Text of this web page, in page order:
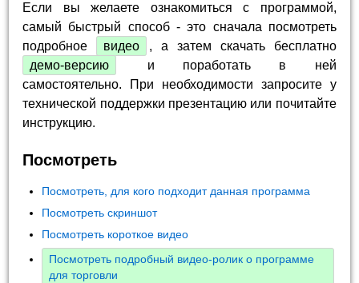
Если вы желаете ознакомиться с программой,
самый быстрый способ - это сначала посмотреть
подробное
видео
, а затем скачать бесплатно
демо-версию
и поработать в ней
самостоятельно. При необходимости запросите у
технической поддержки презентацию или почитайте
инструкцию.
Посмотреть
Посмотреть, для кого подходит данная программа
Посмотреть скриншот
Посмотреть короткое видео
Посмотреть подробный видео-ролик о программе
для торговли